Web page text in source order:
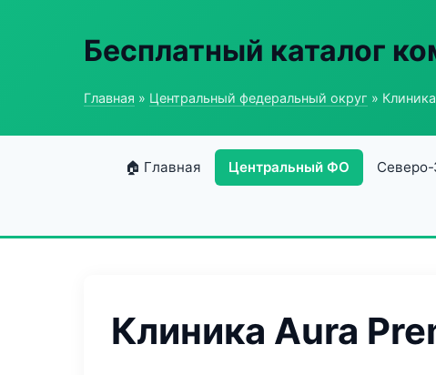
Бесплатный каталог
Главная » Центральный федеральный округ »
🏠 Главная Центральный ФО
Клиника Aura